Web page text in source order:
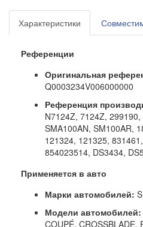
Характеристики
Референции
Оригинальная
Q0003234V006000000
Референция
N7124Z, 7124Z,
SMA100AN, SM100AR,
121324, 121325,
854023514, DS3434,
Применяется в авто
Марки автомобилей:
Модели автомобилей:
COUPÉ, CROSSBLADE,